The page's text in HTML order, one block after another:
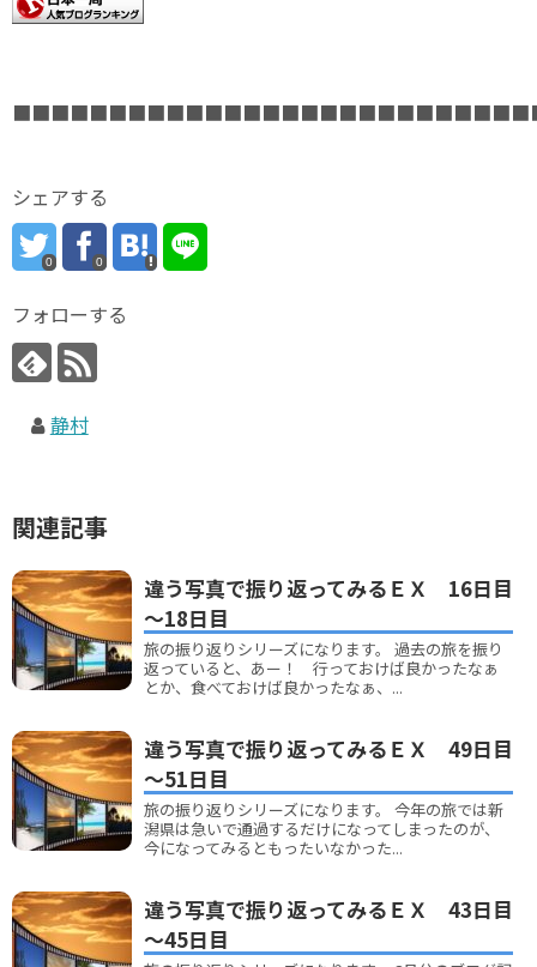
シェアする
0 0
フォローする
静村
関連記事
違う写真で振り返ってみるＥＸ 16日目
～18日目
旅の振り返りシリーズになります。 過去の旅を振り
返っていると、あー！ 行っておけば良かったなぁ
とか、食べておけば良かったなぁ、...
違う写真で振り返ってみるＥＸ 49日目
～51日目
旅の振り返りシリーズになります。 今年の旅では新
潟県は急いで通過するだけになってしまったのが、
今になってみるともったいなかった...
違う写真で振り返ってみるＥＸ 43日目
～45日目